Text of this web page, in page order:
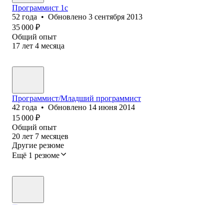
Программист 1с
52 года • Обновлено 3 сентября 2013
35 000 ₽
Общий опыт
17 лет 4 месяца
Программист/Младший программист
42 года • Обновлено 14 июня 2014
15 000 ₽
Общий опыт
20 лет 7 месяцев
Другие резюме
Ещё 1 резюме